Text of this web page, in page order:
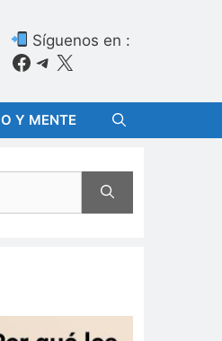
Síguenos en :
Facebook
Telegram
X
Y MENTE